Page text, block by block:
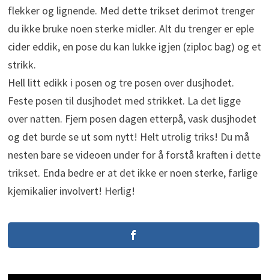
flekker og lignende. Med dette trikset derimot trenger
du ikke bruke noen sterke midler. Alt du trenger er eple
cider eddik, en pose du kan lukke igjen (ziploc bag) og et
strikk.
Hell litt edikk i posen og tre posen over dusjhodet.
Feste posen til dusjhodet med strikket. La det ligge
over natten. Fjern posen dagen etterpå, vask dusjhodet
og det burde se ut som nytt! Helt utrolig triks! Du må
nesten bare se videoen under for å forstå kraften i dette
trikset. Enda bedre er at det ikke er noen sterke, farlige
kjemikalier involvert! Herlig!